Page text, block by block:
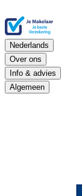
Nederlands
Over ons
Info & advies
Algemeen